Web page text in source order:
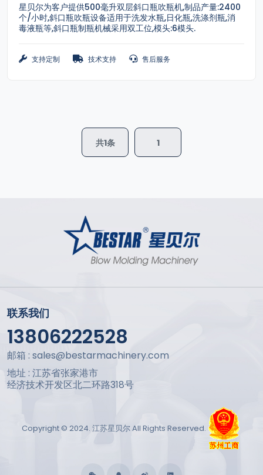
星贝尔为客户提供500毫升双层斜口瓶吹瓶机,制品产量:2400
个/小时,斜口瓶吹瓶设备适用于洗发水瓶,日化瓶,洗涤剂瓶,消
毒液瓶等,斜口瓶制瓶机械采用双工位,模头:6模头.
支持定制 技术支持 售后服务
共1条 1
联系我们
13806222528
邮箱 : sales@bestarmachinery.com
地址 : 江苏省张家港市
经济技术开发区北二环路318号
Copyright © 2024. 江苏星贝尔 All Rights Reserved.